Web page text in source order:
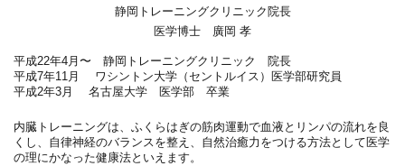
静岡トレーニングクリニック院長
医学博士 廣岡 孝
平成22年4月〜 静岡トレーニングクリニック 院長
平成7年11月 ワシントン大学（セントルイス）医学部研究員
平成2年3月 名古屋大学 医学部 卒業
内臓トレーニングは、ふくらはぎの筋肉運動で血液とリンパの流れを良
くし、自律神経のバランスを整え、自然治癒力をつける方法として医学
の理にかなった健康法といえます。